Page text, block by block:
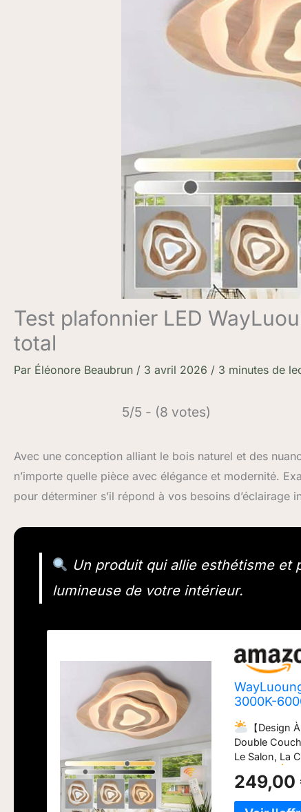
Test plafonnier LED
total
Par Éléonore Beaubrun / 3 avril 2026 / 3 minutes de
5/5 - (8 votes)
Avec une conception alliant le bois naturel et des
n’importe quelle pièce avec élégance et modernité.
pour déterminer s’il répond à vos besoins d’éclairage
Un produit qui allie esthétisme et
lumineuse de votre intérieur.
3000K-
D'Enfant
【Design
Double
Le Salon, La
Longueur
Du Corps De
249,00